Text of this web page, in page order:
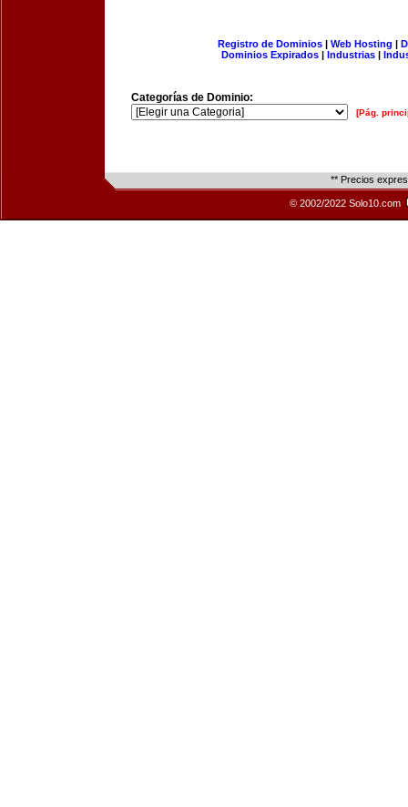
Registro de Dominios| Web Hosting |
Dominios Expirados | Industrias |
Categorías de Dominio:
[Pág.
** Precios
© 2002/2022 Solo10.com